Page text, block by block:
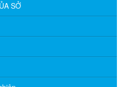
SỞ